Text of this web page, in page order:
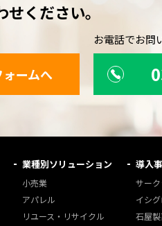
ください。
ームへ
お電話でお問
業種別ソリューション
小売業
アパレル
リユース・リサイクル
導入
サー
イシ
石屋